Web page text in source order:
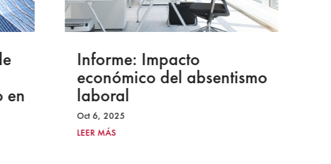
en
Informe: Impacto
económico del absentismo
laboral
Oct 6, 2025
LEER MÁS